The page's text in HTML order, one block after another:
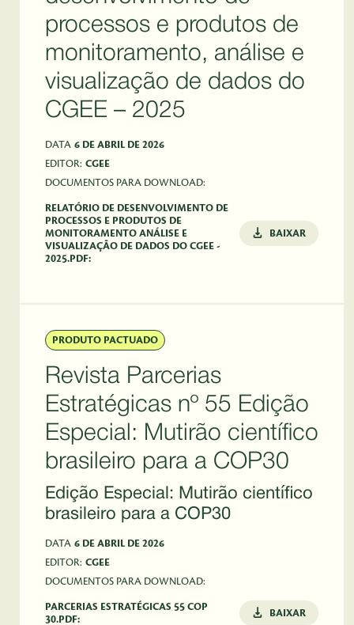
processos e produtos de
monitoramento, análise e
visualização de dados do
CGEE – 2025
DATA 6 DE ABRIL DE 2026
EDITOR: CGEE
DOCUMENTOS PARA DOWNLOAD:
RELATÓRIO DE DESENVOLVIMENTO DE
PROCESSOS E PRODUTOS DE
MONITORAMENTO ANÁLISE E
VISUALIZAÇÃO DE DADOS DO CGEE -
2025.PDF:
BAIXAR
PRODUTO PACTUADO
Revista Parcerias
Estratégicas nº 55 Edição
Especial: Mutirão científico
brasileiro para a COP30
Edição Especial: Mutirão científico
brasileiro para a COP30
DATA 6 DE ABRIL DE 2026
EDITOR: CGEE
DOCUMENTOS PARA DOWNLOAD:
PARCERIAS ESTRATÉGICAS 55 COP
30.PDF:
BAIXAR